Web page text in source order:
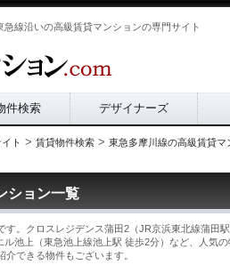
線沿いの高級賃貸マンションの専門サイト
件検索 デザイナーズ
ト > 賃貸物件検索 > 東急多摩川線の高級賃貸マ
ション一覧
す。クロスレジデンス蒲田2（JR京浜東北線蒲田
池上（東急池上線池上駅 徒歩2分）など、人気
できる物件もございます。